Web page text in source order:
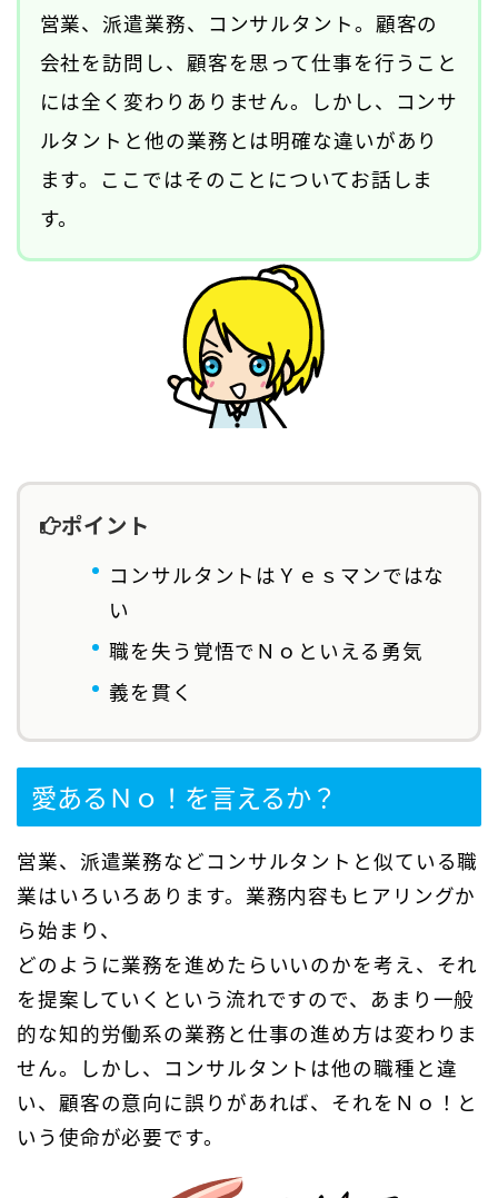
営業、派遣業務、コンサルタント。顧客の
会社を訪問し、顧客を思って仕事を行うこと
には全く変わりありません。しかし、コンサ
ルタントと他の業務とは明確な違いがあり
ます。ここではそのことについてお話しま
す。
ポイント
コンサルタントはＹｅｓマンではな
い
職を失う覚悟でＮｏといえる勇気
義を貫く
愛あるＮｏ！を言えるか？
営業、派遣業務などコンサルタントと似ている職
業はいろいろあります。業務内容もヒアリングか
ら始まり、
どのように業務を進めたらいいのかを考え、それ
を提案していくという流れですので、あまり一般
的な知的労働系の業務と仕事の進め方は変わりま
せん。しかし、コンサルタントは他の職種と違
い、顧客の意向に誤りがあれば、それをＮｏ！と
いう使命が必要です。